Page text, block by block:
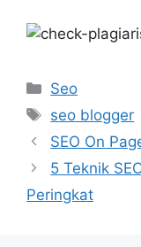
Kategori
Seo
Tag
seo blogger
SEO On
5 Teknik
Peringkat